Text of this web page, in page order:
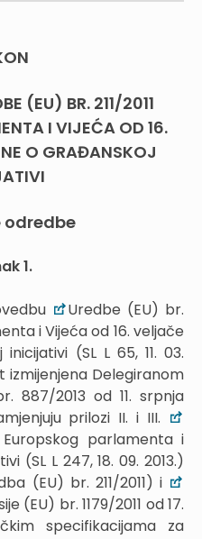
(EU) BR. 211/2011
I VIJEĆA OD 16.
O GRAĐANSKOJ
odredbe
1.
Uredbe (EU) br.
i Vijeća od 16. veljače
(SL L 65, 11. 03.
izmijenjena Delegiranom
887/2013 od 11. srpnja
prilozi II. i III.
Europskog parlamenta i
(SL L 247, 18. 09. 2013.)
(EU) br. 211/2011) i
(EU) br. 1179/2011 od 17.
specifikacijama za